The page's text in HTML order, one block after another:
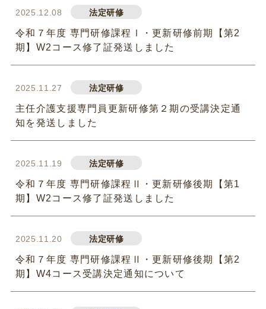
2025.12.08 法定研修
令和７年度 専門研修課程Ⅰ・更新研修前期【第2
期】W2コース修了証発送しました
2025.11.27 法定研修
主任介護支援専門員更新研修第２期の受講決定通
知を発送しました
2025.11.19 法定研修
令和７年度 専門研修課程Ⅱ・更新研修後期【第1
期】W2コース修了証発送しました
2025.11.20 法定研修
令和７年度 専門研修課程Ⅱ・更新研修後期【第2
期】W4コース受講決定通知について